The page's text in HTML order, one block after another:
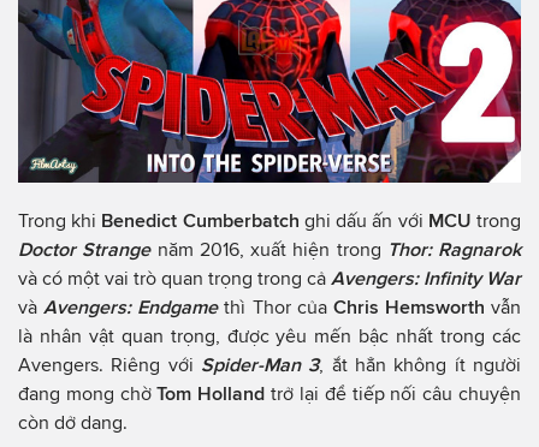
Trong khi Benedict Cumberbatch ghi dấu ấn với MCU trong
Doctor Strangenăm 2016, xuất hiện trong Thor: Ragnarok
và có một vai trò quan trọng trong cả Avengers: Infinity War
và Avengers: Endgamethì Thor của Chris Hemsworth vẫn
là nhân vật quan trọng, được yêu mến bậc nhất trong các
Avengers. Riêng với Spider-Man 3, ắt hẳn không ít người
đang mong chờTom Holland trở lại để tiếp nối câu chuyện
còn dở dang.